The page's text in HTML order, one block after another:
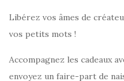
Libérez vos âmes de
vos petits mots !
Accompagnez les cadeaux
envoyez un faire-part de